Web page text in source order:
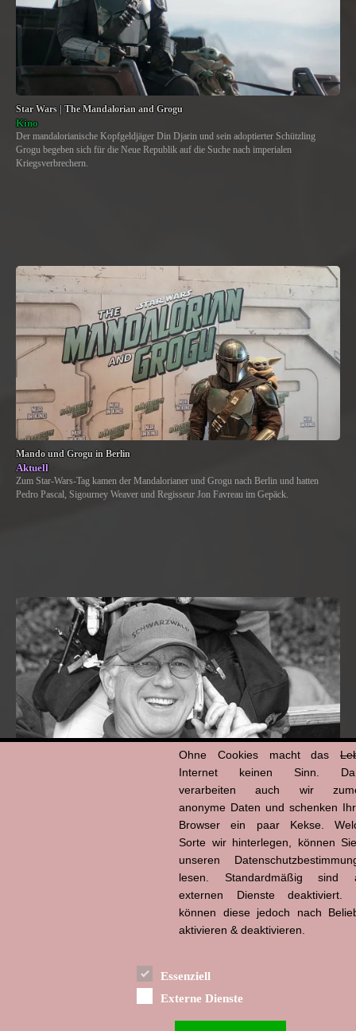
Star Wars | The Mandalorian and Grogu
Kino
Der mandalorianische Kopfgeldjäger Din Djarin und sein adoptierter Schützling
Grogu begeben sich für die Neue Republik auf die Suche nach imperialen
Kriegsverbrechern.
Mando und Grogu in Berlin
Aktuell
Zum Star-Wars-Tag kamen der Mandalorianer und Grogu nach Berlin und hatten
Pedro Pascal, Sigourney Weaver und Regisseur Jon Favreau im Gepäck.
Ohne Cookies macht das
Internet keinen Sinn.
verarbeiten auch wir
anonyme Daten und schenken
Browser ein paar Kekse.
Sorte wir hinterlegen, können
unseren
lesen. Standardmäßig sind
externen Dienste deaktiviert.
können diese jedoch nach
aktivieren & deaktivieren.
Essenziell
Externe Dienste